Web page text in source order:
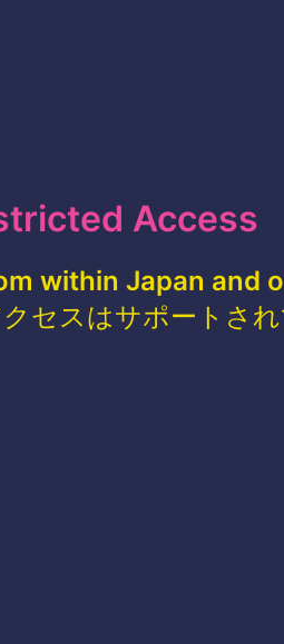
Access
within Japan and
セスはサポートされ